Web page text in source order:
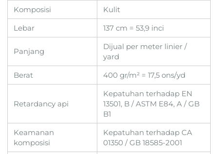
Komposisi
Kulit
Lebar
137 cm = 53,9 inci
Panjang
Dijual per meter linier /
yard
Berat
400 gr/m² = 17,5 ons/yd
Retardancy api
Kepatuhan terhadap EN
13501, B / ASTM E84, A / GB
B1
Keamanan
komposisi
Kepatuhan terhadap CA
01350 / GB 18585-2001